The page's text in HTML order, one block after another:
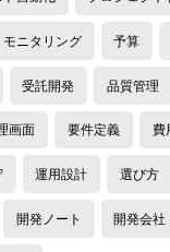
モニタリング 予算
受託開発 品質管理
画面 要件定義 費
運用設計 選び方
開発ノート 開発会社